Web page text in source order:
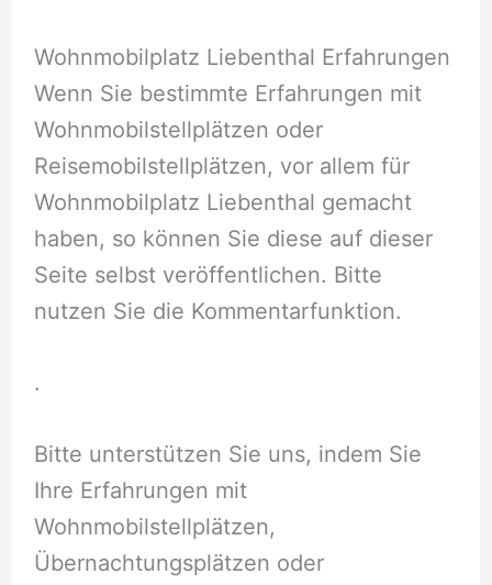
Wohnmobilplatz Liebenthal Erfahrungen
Wenn Sie bestimmte Erfahrungen mit
Wohnmobilstellplätzen oder
Reisemobilstellplätzen, vor allem für
Wohnmobilplatz Liebenthal gemacht
haben, so können Sie diese auf dieser
Seite selbst veröffentlichen. Bitte
nutzen Sie die Kommentarfunktion.
.
Bitte unterstützen Sie uns, indem Sie
Ihre Erfahrungen mit
Wohnmobilstellplätzen,
Übernachtungsplätzen oder